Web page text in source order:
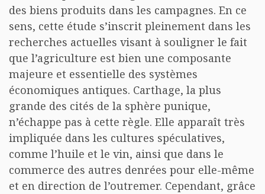
des biens produits dans les campagnes. En ce
sens, cette étude s’inscrit pleinement dans les
recherches actuelles visant à souligner le fait
que l’agriculture est bien une composante
majeure et essentielle des systèmes
économiques antiques. Carthage, la plus
grande des cités de la sphère punique,
n’échappe pas à cette règle. Elle apparaît très
impliquée dans les cultures spéculatives,
comme l’huile et le vin, ainsi que dans le
commerce des autres denrées pour elle-même
et en direction de l’outremer. Cependant, grâce